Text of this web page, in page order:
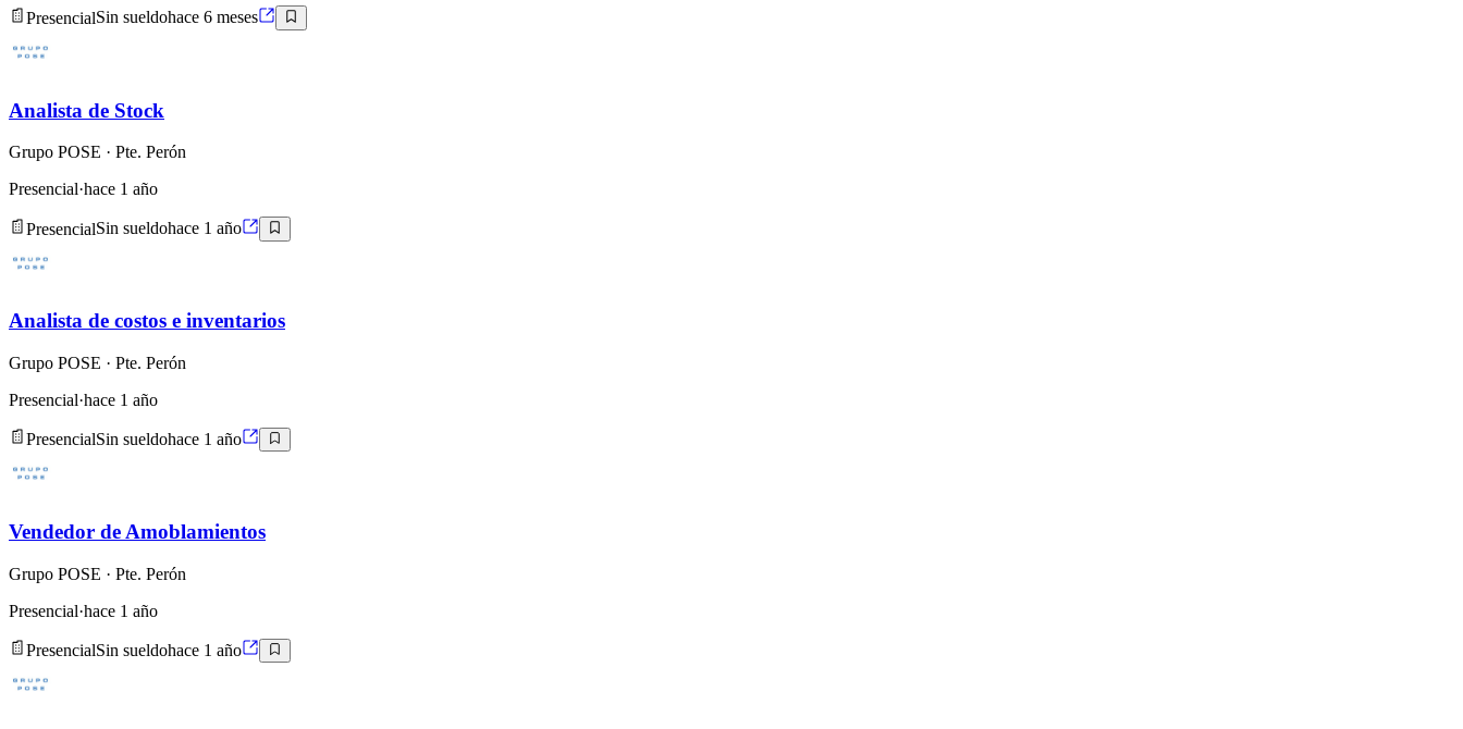
PresencialSin sueldohace 6 meses
Analista de Stock
Grupo POSE · Pte. Perón
Presencial·hace 1 año
PresencialSin sueldohace 1 año
Analista de costos e inventarios
Grupo POSE · Pte. Perón
Presencial·hace 1 año
PresencialSin sueldohace 1 año
Vendedor de Amoblamientos
Grupo POSE · Pte. Perón
Presencial·hace 1 año
PresencialSin sueldohace 1 año